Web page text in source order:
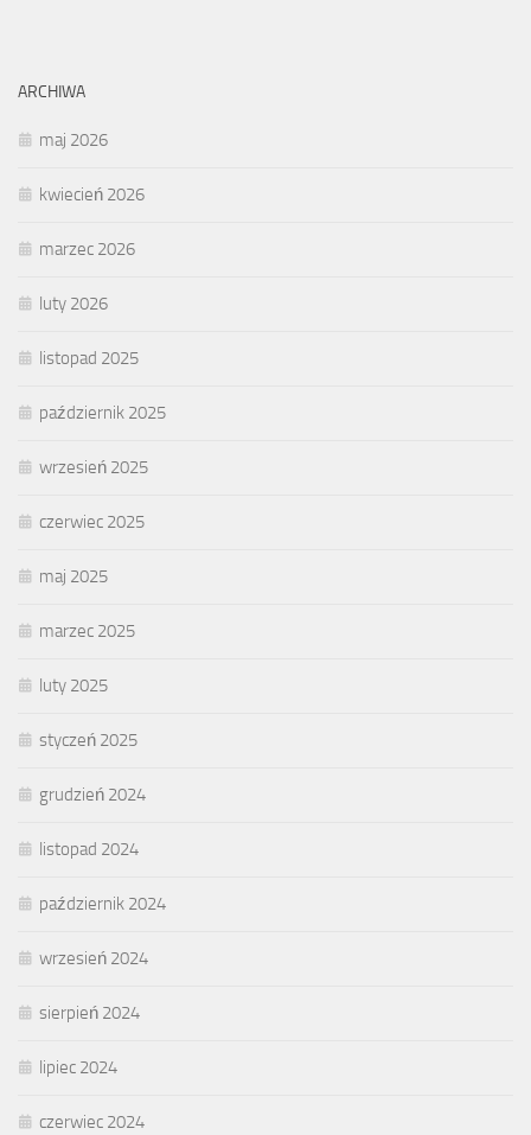
ARCHIWA
maj 2026
kwiecień 2026
marzec 2026
luty 2026
listopad 2025
październik 2025
wrzesień 2025
czerwiec 2025
maj 2025
marzec 2025
luty 2025
styczeń 2025
grudzień 2024
listopad 2024
październik 2024
wrzesień 2024
sierpień 2024
lipiec 2024
czerwiec 2024